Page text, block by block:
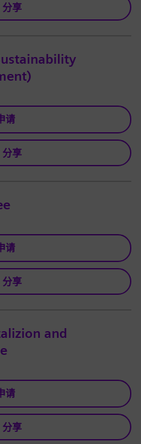
分享
请
分享
请
分享
and
请
分享